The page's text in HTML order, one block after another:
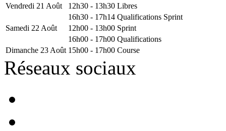
Vendredi 21 Août 12h30 - 13h30 Libres
16h30 - 17h14 Qualifications Sprint
Samedi 22 Août
12h00 - 13h00 Sprint
16h00 - 17h00 Qualifications
Dimanche 23 Août 15h00 - 17h00 Course
Réseaux sociaux